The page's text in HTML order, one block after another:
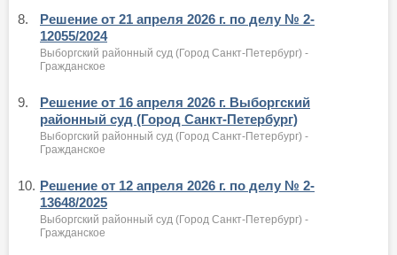
8.
Решение от 21 апреля 2026 г. по делу № 2-
12055/2024
Выборгский районный суд (Город Санкт-Петербург) -
Гражданское
9.
Решение от 16 апреля 2026 г. Выборгский
районный суд (Город Санкт-Петербург)
Выборгский районный суд (Город Санкт-Петербург) -
Гражданское
10. Решение от 12 апреля 2026 г. по делу № 2-
13648/2025
Выборгский районный суд (Город Санкт-Петербург) -
Гражданское